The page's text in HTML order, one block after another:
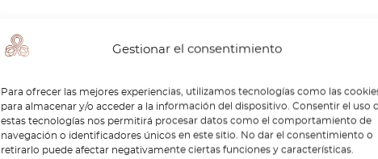
Gestionar el consentimiento
Para ofrecer las mejores experiencias, utilizamos tecnologías como las
para almacenar y/o acceder a la información del dispositivo. Consentir el uso
estas tecnologías nos permitirá procesar datos como el comportamiento de
navegación o identificadores únicos en este sitio. No dar el consentimiento o
retirarlo puede afectar negativamente ciertas funciones y características.